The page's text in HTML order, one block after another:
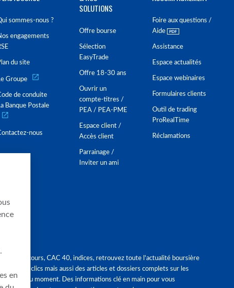
sommes-nous ?
engagements
du site
Groupe
de conduite
Banque Postale
nous
SOLUTIONS
Offre bourse
Sélection
EasyTrade
Offre 18-30 ans
Ouvrir un
compte-titres /
PEA / PEA-PME
Espace client /
Accès client
Parrainage /
Inviter un ami
Foire aux questions /
Aide
Assistance
Espace actualités
Espace webinaires
Formulaires clients
Outil de trading
ProRealTime
Réclamations
cours, CAC 40, indices, retrouvez toute l'actualité boursière
quelques clics mais aussi des articles et dossiers complets sur les
du moment. Des informations clé en main pour vous
en